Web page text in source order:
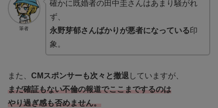
筆者
確かに既婚者の田中圭さんはあまり騒がれ
ず、
永野芽郁さんばかりが悪者になっている印
象。
また、 CMスポンサーも次々と撤退 していますが、
まだ確証もない不倫の報道でここまでするのは
やり過ぎ感も否めません。